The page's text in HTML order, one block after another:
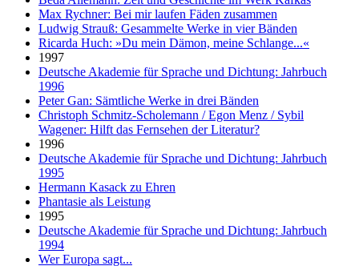
Max Rychner: Bei mir laufen Fäden zusammen
Ludwig Strauß: Gesammelte Werke in vier Bänden
Ricarda Huch: »Du mein Dämon, meine Schlange...«
1997
Deutsche Akademie für Sprache und Dichtung: Jahrbuch
1996
Peter Gan: Sämtliche Werke in drei Bänden
Christoph Schmitz-Scholemann / Egon Menz / Sybil
Wagener: Hilft das Fernsehen der Literatur?
1996
Deutsche Akademie für Sprache und Dichtung: Jahrbuch
1995
Hermann Kasack zu Ehren
Phantasie als Leistung
1995
Deutsche Akademie für Sprache und Dichtung: Jahrbuch
1994
Wer Europa sagt...